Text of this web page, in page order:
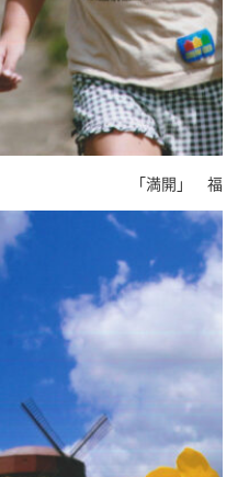
「満開」 福田